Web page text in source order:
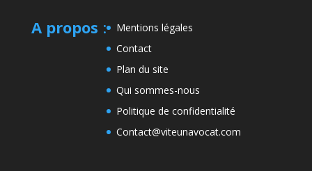
A propos :
Mentions légales
Contact
Plan du site
Qui sommes-nous
Politique de confidentialité
Contact@viteunavocat.com